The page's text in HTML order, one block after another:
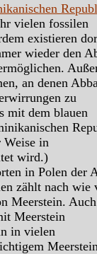
vielen fossilen
existieren
wieder den
an denen
zu
mit dem blauen
Weise in
wird.)
in Polen der
zählt nach wie
Meerstein. Auch
Meerstein
in vielen